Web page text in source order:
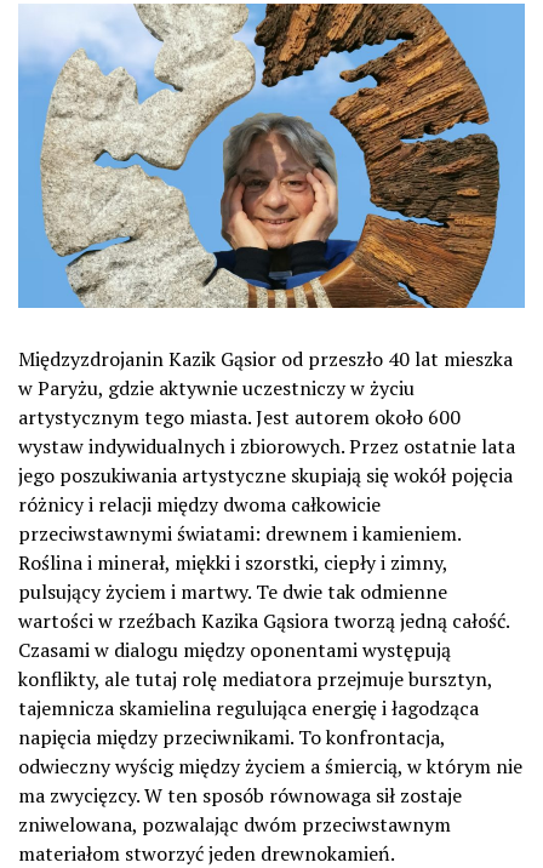
Międzyzdrojanin Kazik Gąsior od przeszło 40 lat mieszka
w Paryżu, gdzie aktywnie uczestniczy w życiu
artystycznym tego miasta. Jest autorem około 600
wystaw indywidualnych i zbiorowych. Przez ostatnie lata
jego poszukiwania artystyczne skupiają się wokół pojęcia
różnicy i relacji między dwoma całkowicie
przeciwstawnymi światami: drewnem i kamieniem.
Roślina i minerał, miękki i szorstki, ciepły i zimny,
pulsujący życiem i martwy. Te dwie tak odmienne
wartości w rzeźbach Kazika Gąsiora tworzą jedną całość.
Czasami w dialogu między oponentami występują
konflikty, ale tutaj rolę mediatora przejmuje bursztyn,
tajemnicza skamielina regulująca energię i łagodząca
napięcia między przeciwnikami. To konfrontacja,
odwieczny wyścig między życiem a śmiercią, w którym nie
ma zwycięzcy. W ten sposób równowaga sił zostaje
zniwelowana, pozwalając dwóm przeciwstawnym
materiałom stworzyć jeden drewnokamień.